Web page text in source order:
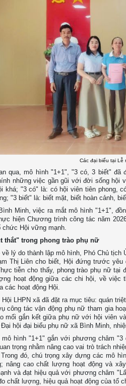
Các đại biểu tại Lễ
qua, mô hình "1+1", "3 có, 3 biết" đã
những việc gần gũi với đời sống hội
khá; "3 có" là: có hội viên tiên phong,
"3 biết" là: biết mặt, biết hoàn cảnh,
Minh, việc ra mắt mô hình "1+1",
hiện Chương trình công tác năm
chức Hội vững mạnh.
thắt" trong phong trào phụ nữ
về lý do thành lập mô hình, Phó Chủ tịch
Thị Liên cho biết, Hội đứng trước
tiễn cho thấy, phong trào phụ nữ
hoạt động giữa các chi hội, về việc
các hoạt động Hội.
Hội LHPN xã đã đặt ra mục tiêu: quán
công tác vận động phụ nữ tham gia
mối gắn kết giữa phụ nữ với hội viên
hội đại biểu phụ nữ xã Bình Minh,
mô hình "1+1" gắn với phương châm
trọng nhằm nâng cao vai trò trách
Trong đó, chú trọng xây dựng các mô
nâng cao chất lượng hoạt động và
và đạt hiệu quả với phương châm
chất lượng, hiệu quả hoạt động của tổ